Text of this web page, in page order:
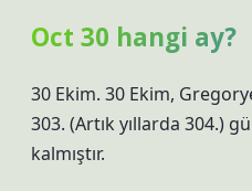
Oct 30 hangi ay?
30 Ekim. 30 Ekim,
303. (Artık yıllarda 304.)
kalmıştır.